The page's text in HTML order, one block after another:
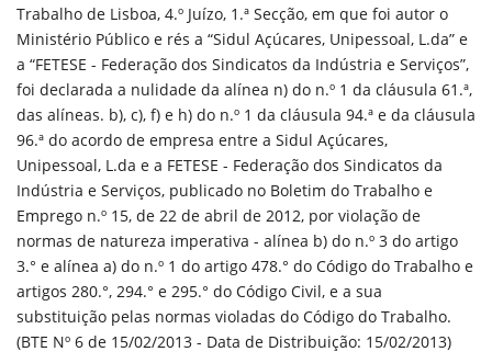
Trabalho de Lisboa, 4.º Juízo, 1.ª Secção, em que foi autor o
Ministério Público e rés a “Sidul Açúcares, Unipessoal, L.da” e
a “FETESE - Federação dos Sindicatos da Indústria e Serviços”,
foi declarada a nulidade da alínea n) do n.º 1 da cláusula 61.ª,
das alíneas. b), c), f) e h) do n.º 1 da cláusula 94.ª e da cláusula
96.ª do acordo de empresa entre a Sidul Açúcares,
Unipessoal, L.da e a FETESE - Federação dos Sindicatos da
Indústria e Serviços, publicado no Boletim do Trabalho e
Emprego n.º 15, de 22 de abril de 2012, por violação de
normas de natureza imperativa - alínea b) do n.º 3 do artigo
3.° e alínea a) do n.º 1 do artigo 478.° do Código do Trabalho e
artigos 280.°, 294.° e 295.° do Código Civil, e a sua
substituição pelas normas violadas do Código do Trabalho.
(BTE Nº 6 de 15/02/2013 - Data de Distribuição: 15/02/2013)